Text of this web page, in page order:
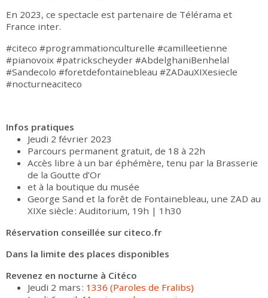
En 2023, ce spectacle est partenaire de Télérama et
France inter.
#citeco #programmationculturelle #camilleetienne
#pianovoix #patrickscheyder #AbdelghaniBenhelal
#Sandecolo #foretdefontainebleau #ZADauXIXesiecle
#nocturneaciteco
Infos pratiques
Jeudi 2 février 2023
Parcours permanent gratuit, de 18 à 22h
Accès libre à un bar éphémère, tenu par la Brasserie
de la Goutte d’Or
et à la boutique du musée
George Sand et la forêt de Fontainebleau, une ZAD au
XIXe siècle : Auditorium, 19h | 1h30
Réservation conseillée sur citeco.fr
Dans la limite des places disponibles
Revenez en nocturne à Citéco
Jeudi 2 mars : 1336 (Paroles de Fralibs)